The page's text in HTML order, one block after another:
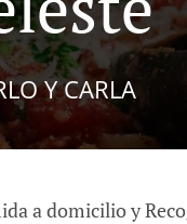
Y CARLA
a domicilio y